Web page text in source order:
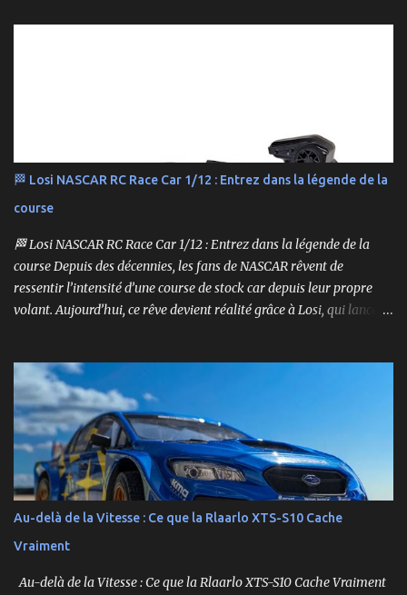
🏁 Losi NASCAR RC Race Car 1/12 : Entrez dans la légende de la
course
🏁 Losi NASCAR RC Race Car 1/12 : Entrez dans la légende de la
course Depuis des décennies, les fans de NASCAR rêvent de
ressentir l’intensité d’une course de stock car depuis leur propre
volant. Aujourd’hui, ce rêve devient réalité grâce à Losi, qui lance
foncer sur n’importe quelle surface plate. Voici le Losi NASCAR RC
Race Car , dans sa version Ryan Blaney No. 12 Advance Auto Parts
Ford Mustang RTR 2025 .
Au-delà de la Vitesse : Ce que la Rlaarlo XTS-S10 Cache
Vraiment
Au-delà de la Vitesse : Ce que la Rlaarlo XTS-S10 Cache Vraiment